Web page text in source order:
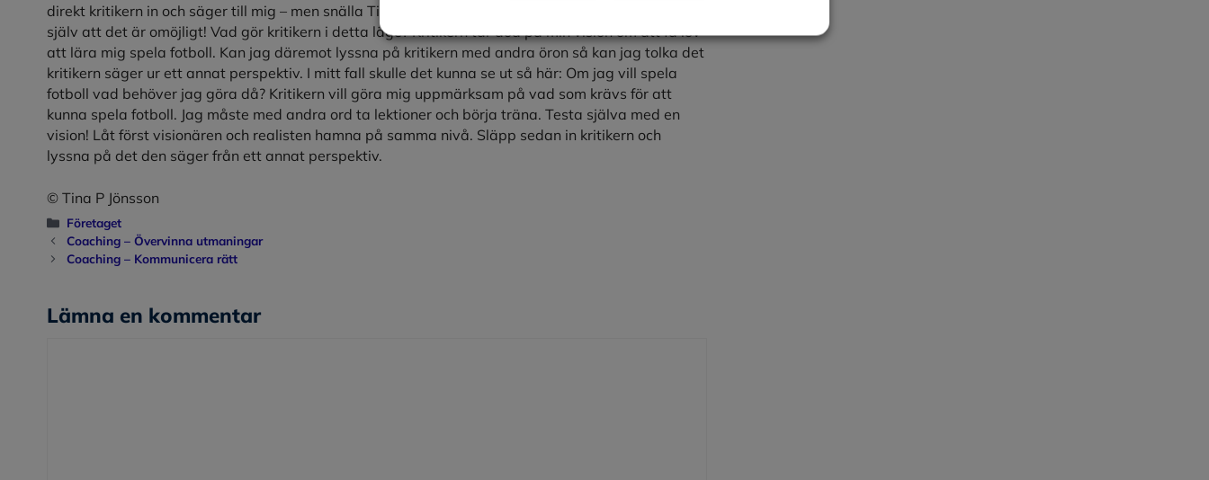
direkt kritikern in och säger till mig – men snälla Tina du kan ju inte spela fotboll, det förstår du väl
själv att det är omöjligt! Vad gör kritikern i detta läge? Kritikern tar död på min vision om att få lov
att lära mig spela fotboll. Kan jag däremot lyssna på kritikern med andra öron så kan jag tolka det
kritikern säger ur ett annat perspektiv. I mitt fall skulle det kunna se ut så här: Om jag vill spela
fotboll vad behöver jag göra då? Kritikern vill göra mig uppmärksam på vad som krävs för att
kunna spela fotboll. Jag måste med andra ord ta lektioner och börja träna. Testa själva med en
vision! Låt först visionären och realisten hamna på samma nivå. Släpp sedan in kritikern och
lyssna på det den säger från ett annat perspektiv.
© Tina P Jönsson
Kategorier
Företaget
Coaching – Övervinna utmaningar
Coaching – Kommunicera rätt
Lämna en kommentar